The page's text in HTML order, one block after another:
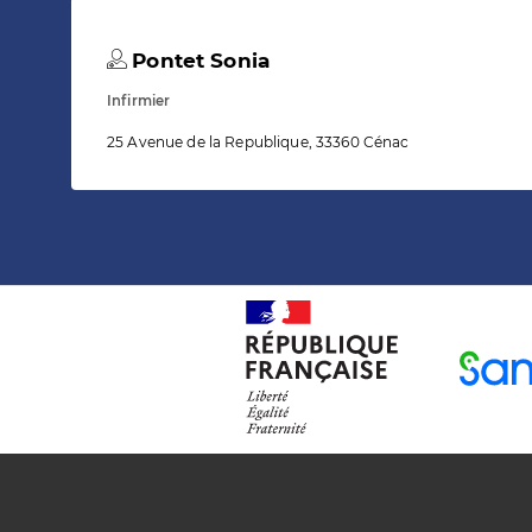
Pontet Sonia
Infirmier
25 Avenue de la Republique, 33360 Cénac